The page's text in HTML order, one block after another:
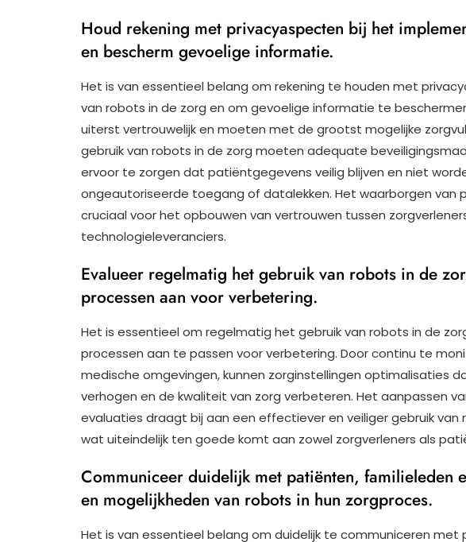
Houd rekening met privacyaspecten bij het
en bescherm gevoelige informatie.
Het is van essentieel belang om rekening te houden met
van robots in de zorg en om gevoelige informatie te
uiterst vertrouwelijk en moeten met de grootst mogelijke
gebruik van robots in de zorg moeten adequate
ervoor te zorgen dat patiëntgegevens veilig blijven en niet
ongeautoriseerde toegang of datalekken. Het waarborgen van
cruciaal voor het opbouwen van vertrouwen tussen
technologieleveranciers.
Evalueer regelmatig het gebruik van robots in de
processen aan voor verbetering.
Het is essentieel om regelmatig het gebruik van robots in de
processen aan te passen voor verbetering. Door continu te
medische omgevingen, kunnen zorginstellingen optimalisaties
verhogen en de kwaliteit van zorg verbeteren. Het aanpassen
evaluaties draagt bij aan een effectiever en veiliger gebruik van
wat uiteindelijk ten goede komt aan zowel zorgverleners als
Communiceer duidelijk met patiënten, familieleden
en mogelijkheden van robots in hun zorgproces.
Het is van essentieel belang om duidelijk te communiceren